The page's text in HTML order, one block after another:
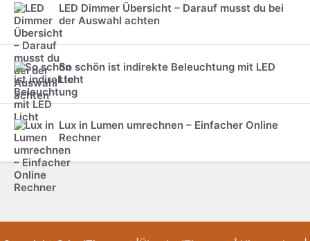
LED Dimmer Übersicht – Darauf musst du bei
der Auswahl achten
So schön ist indirekte Beleuchtung mit LED
Licht
Lux in Lumen umrechnen – Einfacher Online
Rechner